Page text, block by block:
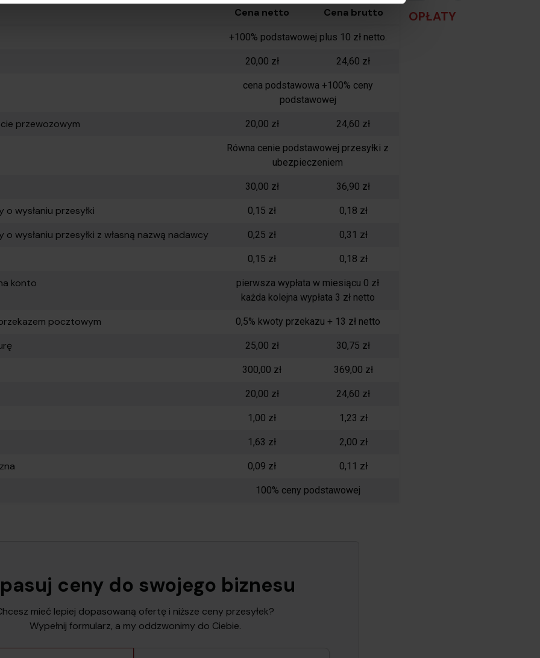
OPŁATY
Cena netto
Cena brutto
+100% podstawowej plus 10 zł netto.
20,00 zł 24,60 zł
cena podstawowa +100% ceny
podstawowej
przewozowym 20,00 zł 24,60 zł
Równa cenie podstawowej przesyłki z
ubezpieczeniem
30,00 zł 36,90 zł
wysłaniu przesyłki 0,15 zł 0,18 zł
wysłaniu przesyłki z własną nazwą nadawcy 0,25 zł 0,31 zł
0,15 zł 0,18 zł
konto
pierwsza wypłata w miesiącu 0 zł
każda kolejna wypłata 3 zł netto
pocztowym 0,5% kwoty przekazu + 13 zł netto
25,00 zł 30,75 zł
300,00 zł 369,00 zł
20,00 zł 24,60 zł
1,00 zł 1,23 zł
1,63 zł 2,00 zł
0,09 zł 0,11 zł
100% ceny podstawowej
ceny do swojego biznesu
mieć lepiej dopasowaną ofertę i niższe ceny przesyłek?
Wypełnij formularz, a my oddzwonimy do Ciebie.